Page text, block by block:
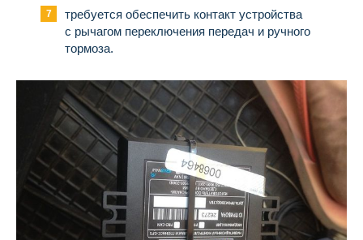
требуется обеспечить контакт устройства
с рычагом переключения передач и ручного
тормоза.